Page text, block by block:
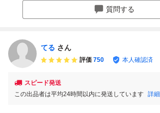
好 Z11490293
質問する
てる さん
評価 750 本人確認済
スピード発送
この出品者は平均24時間以内に発送しています 詳細